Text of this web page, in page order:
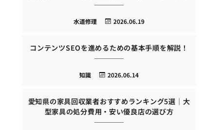
2026.06.19
水道修理
コンテンツSEOを進めるための基本手順を解説！
2026.06.14
知識
愛知県の家具回収業者おすすめランキング5選｜大
型家具の処分費用・安い優良店の選び方